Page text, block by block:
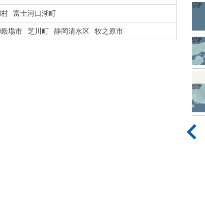
富士河口湖町
場市 芝川町 静岡清水区 牧之原市